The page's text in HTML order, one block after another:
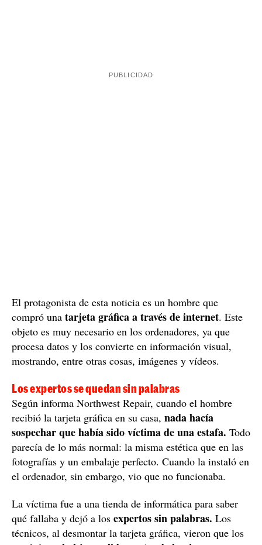
El protagonista de esta noticia es un hombre que
compró una tarjeta gráfica a través de internet. Este
objeto es muy necesario en los ordenadores, ya que
procesa datos y los convierte en información visual,
mostrando, entre otras cosas, imágenes y vídeos.
Los expertos se quedan sin palabras
Según informa Northwest Repair, cuando el hombre
recibió la tarjeta gráfica en su casa, nada hacía
sospechar que había sido víctima de una estafa. Todo
parecía de lo más normal: la misma estética que en las
fotografías y un embalaje perfecto. Cuando la instaló en
el ordenador, sin embargo, vio que no funcionaba.